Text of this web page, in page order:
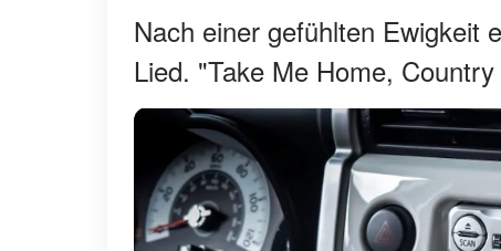
Nach einer gefühlten Ewigkeit
Lied. "Take Me Home,